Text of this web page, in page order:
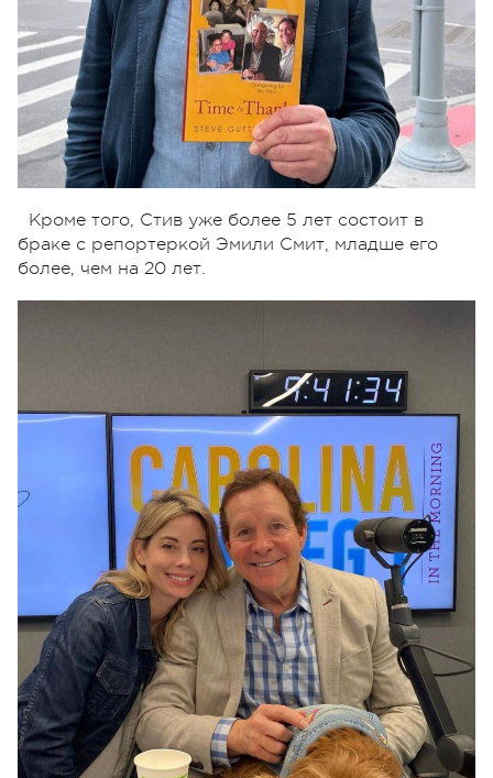
Кроме того, Стив уже более 5 лет состоит в
браке с репортеркой Эмили Смит, младше его
более, чем на 20 лет.